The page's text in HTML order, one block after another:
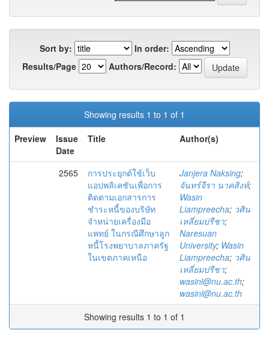
Sort by:
In order:
Results/Page
Authors/Record:
Showing results 1 to 1 of 1
Preview
Issue
Date
Title Author(s)
2565
การประยุกต์ใช้เว็บ
แอปพลิเคชันเพื่อการ
ติดตามเอกสารการ
ชำระหนี้ของบริษัท
จำหน่ายเครื่องมือ
แพทย์ ในกรณีศึกษาลูก
หนี้โรงพยาบาลภาครัฐ
ในเขตภาคเหนือ
Janjera Naksing;
จันทร์จีรา นาคสิงห์;
Wasin
Liampreecha; วศิน
เหลี่ยมปรีชา;
Naresuan
University; Wasin
Liampreecha; วศิน
เหลี่ยมปรีชา;
wasinl@nu.ac.th;
wasinl@nu.ac.th
Showing results 1 to 1 of 1